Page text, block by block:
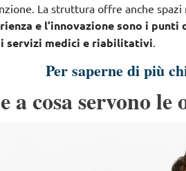
. La struttura offre anche
e l’innovazione sono i
servizi medici e riabilitativi
Per saperne di più
a cosa servono